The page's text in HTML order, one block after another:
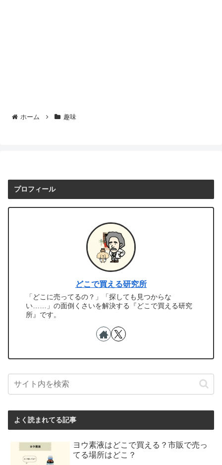
ホーム 趣味
プロフィール
どこで買える研究所
「どこに売ってるの？」「探しても見つからな
い……」の面倒くさいを解決する『どこで買える研究
所』です。
よく読まれてる記事
ヨウ素液はどこで買える？市販で売っ
てる場所はどこ？